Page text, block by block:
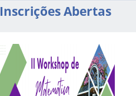
Inscrições Abertas